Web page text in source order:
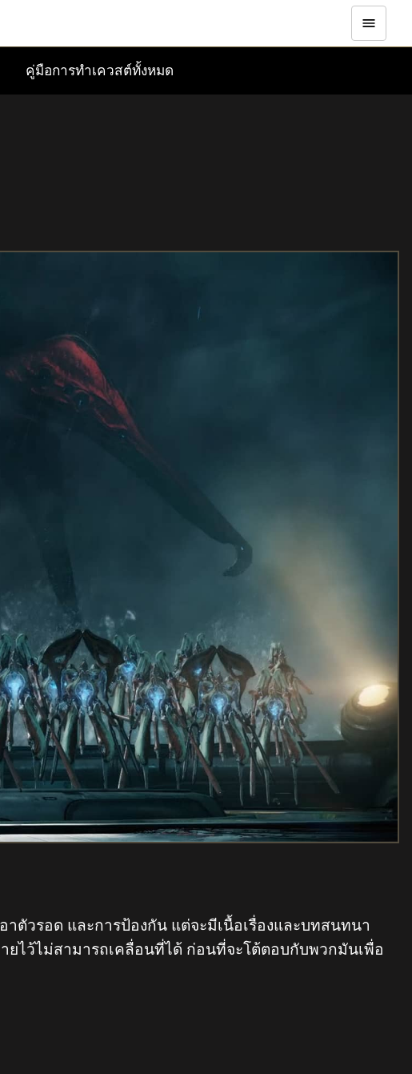
คู่มือการทำเควสต์ทั้งหมด
ตัวรอด และการป้องกัน แต่จะมีเนื้อเรื่องและบทสนทนา
ยไว้ไม่สามารถเคลื่อนที่ได้ ก่อนที่จะโต้ตอบกับพวกมันเพื่อ